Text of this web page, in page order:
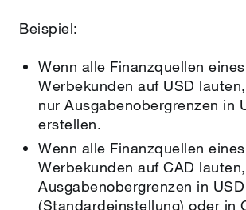
Beispiel:
Wenn alle Finanzquellen eines
Werbekunden auf USD
nur Ausgabenobergrenzen in
erstellen.
Wenn alle Finanzquellen eines
Werbekunden auf CAD
Ausgabenobergrenzen in USD
(Standardeinstellung) oder in